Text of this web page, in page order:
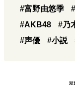
#富野由悠季
#AKB48
#乃
#声優
#小説